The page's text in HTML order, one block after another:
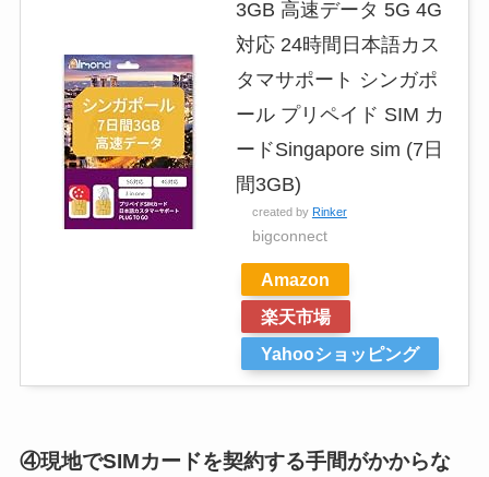
3GB 高速データ 5G 4G
対応 24時間日本語カス
タマサポート シンガポ
ール プリペイド SIM カ
ードSingapore sim (7日
間3GB)
created by Rinker
bigconnect
Amazon
楽天市場
Yahooショッピング
④現地でSIMカードを契約する手間がかからな